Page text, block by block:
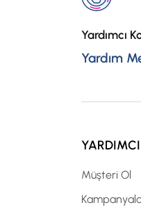
Yardımcı
Yardım
Müşteri Ol